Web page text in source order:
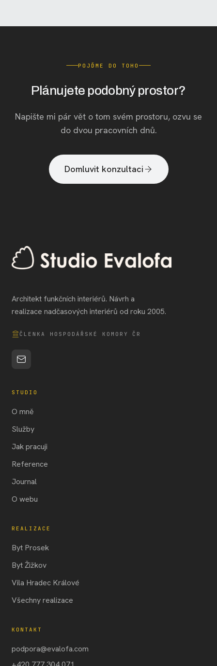
POJĎME DO TOHO
Plánujete podobný prostor?
Napište mi pár vět o tom svém prostoru, ozvu se
do dvou pracovních dnů.
Domluvit konzultaci
Architekt funkčních interiérů. Návrh a
realizace nadčasových interiérů od roku 2005.
ČLENKA HOSPODÁŘSKÉ KOMORY ČR
STUDIO
O mně
Služby
Jak pracuji
Reference
Journal
O webu
REALIZACE
Byt Prosek
Byt Žižkov
Vila Hradec Králové
Všechny realizace
KONTAKT
podpora@evalofa.com